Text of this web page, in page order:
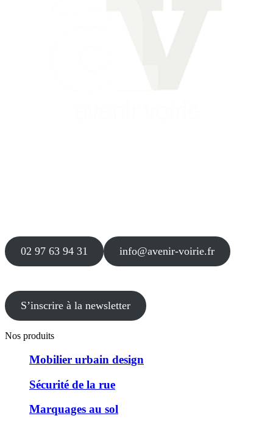
02 97 63 94 31 info@avenir-voirie.fr
S’inscrire à la newsletter
Nos produits
Mobilier urbain design
Sécurité de la rue
Marquages au sol